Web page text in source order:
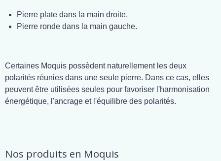
Pierre plate dans la main droite.
Pierre ronde dans la main gauche.
Certaines Moquis possèdent naturellement les deux
polarités réunies dans une seule pierre. Dans ce cas, elles
peuvent être utilisées seules pour favoriser l'harmonisation
énergétique, l'ancrage et l'équilibre des polarités.
Nos produits en Moquis